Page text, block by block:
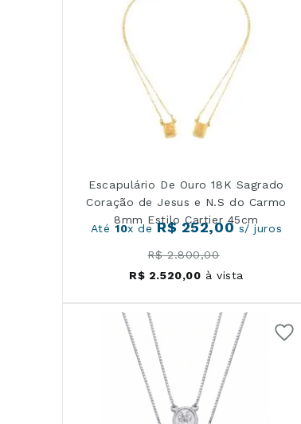
Escapulário De Ouro 18K Sagrado
Coração de Jesus e N.S do Carmo
8mm Estilo Cartier 45cm
Até10x de R$ 252,00 s/ juros
R$ 2.800,00
R$ 2.520,00 à vista